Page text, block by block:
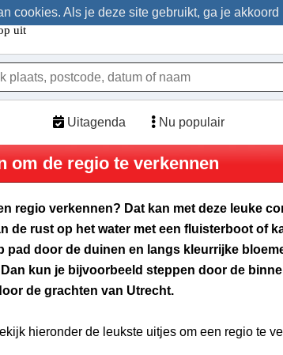
cookies. Als je deze site gebruikt, ga je
Uitagenda Nu populair
om de regio te verkennen
regio verkennen? Dat kan met deze leuke
de rust op het water met een fluisterboot of
pad door de duinen en langs kleurrijke
kun je bijvoorbeeld steppen door de
de grachten van Utrecht.
hieronder de leukste uitjes om een regio te